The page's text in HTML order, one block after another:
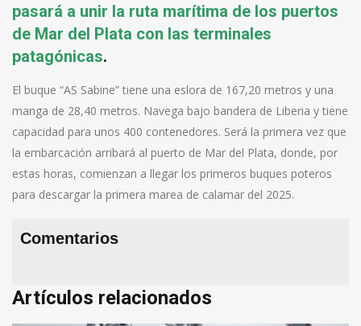
pasará a unir la ruta marítima de los puertos
de Mar del Plata con las terminales
patagónicas.
El buque “AS Sabine” tiene una eslora de 167,20 metros y una
manga de 28,40 metros. Navega bajo bandera de Liberia y tiene
capacidad para unos 400 contenedores. Será la primera vez que
la embarcación arribará al puerto de Mar del Plata, donde, por
estas horas, comienzan a llegar los primeros buques poteros
para descargar la primera marea de calamar del 2025.
Comentarios
Artículos relacionados